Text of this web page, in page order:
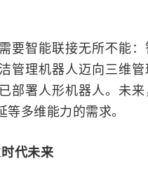
要智能联接无所不能
管理机器人迈向三维
部署人形机器人。未
多维能力的需求。
代未来